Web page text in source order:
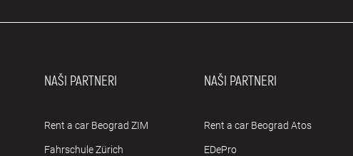
NAŠI PARTNERI
Rent a car Beograd ZIM
Fahrschule Zürich
NAŠI PARTNERI
Rent a car Beograd Atos
EDePro